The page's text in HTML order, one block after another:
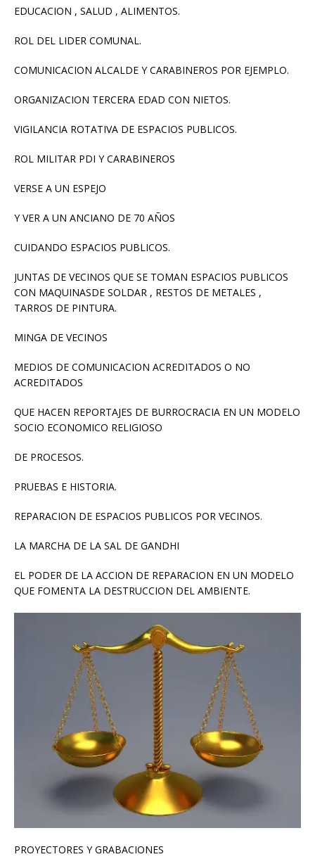
EDUCACION , SALUD , ALIMENTOS.
ROL DEL LIDER COMUNAL.
COMUNICACION ALCALDE Y CARABINEROS POR EJEMPLO.
ORGANIZACION TERCERA EDAD CON NIETOS.
VIGILANCIA ROTATIVA DE ESPACIOS PUBLICOS.
ROL MILITAR PDI Y CARABINEROS
VERSE A UN ESPEJO
Y VER A UN ANCIANO DE 70 AÑOS
CUIDANDO ESPACIOS PUBLICOS.
JUNTAS DE VECINOS QUE SE TOMAN ESPACIOS PUBLICOS
CON MAQUINASDE SOLDAR , RESTOS DE METALES ,
TARROS DE PINTURA.
MINGA DE VECINOS
MEDIOS DE COMUNICACION ACREDITADOS O NO
ACREDITADOS
QUE HACEN REPORTAJES DE BURROCRACIA EN UN MODELO
SOCIO ECONOMICO RELIGIOSO
DE PROCESOS.
PRUEBAS E HISTORIA.
REPARACION DE ESPACIOS PUBLICOS POR VECINOS.
LA MARCHA DE LA SAL DE GANDHI
EL PODER DE LA ACCION DE REPARACION EN UN MODELO
QUE FOMENTA LA DESTRUCCION DEL AMBIENTE.
PROYECTORES Y GRABACIONES